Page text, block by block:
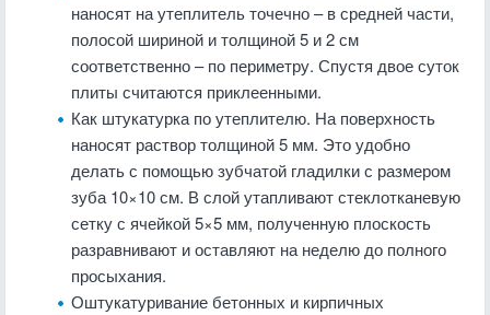
наносят на утеплитель точечно – в средней части,
полосой шириной и толщиной 5 и 2 см
соответственно – по периметру. Спустя двое суток
плиты считаются приклеенными.
Как штукатурка по утеплителю. На поверхность
наносят раствор толщиной 5 мм. Это удобно
делать с помощью зубчатой гладилки с размером
зуба 10×10 см. В слой утапливают стеклотканевую
сетку с ячейкой 5×5 мм, полученную плоскость
разравнивают и оставляют на неделю до полного
просыхания.
Оштукатуривание бетонных и кирпичных